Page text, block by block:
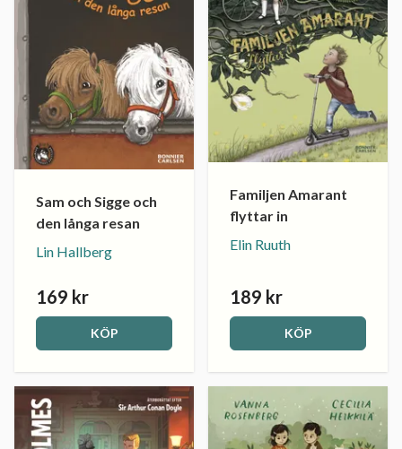
Sam och Sigge och
den långa resan
Lin Hallberg
169 kr
KÖP
Familjen Amarant
flyttar in
Elin Ruuth
189 kr
KÖP